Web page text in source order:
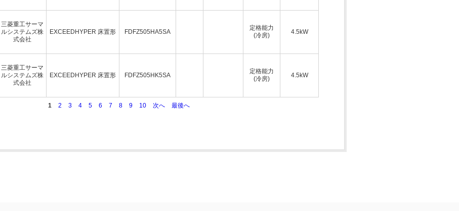
三菱重工サーマ
ルシステムズ株
式会社
EXCEEDHYPER 床置形 FDFZ505HA5SA
定格能力
(冷房)
4.5kW
三菱重工サーマ
ルシステムズ株
式会社
EXCEEDHYPER 床置形 FDFZ505HK5SA
定格能力
(冷房)
4.5kW
1 2 3 4 5 6 7 8 9 10 次へ 最後へ